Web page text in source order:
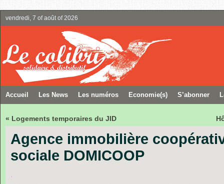
vendredi, 7 of août of 2026
Accueil Les News Les numéros Economie(s) S’abonner
« Logements temporaires du JID
Agence immobilière
sociale DOMICOOP
.